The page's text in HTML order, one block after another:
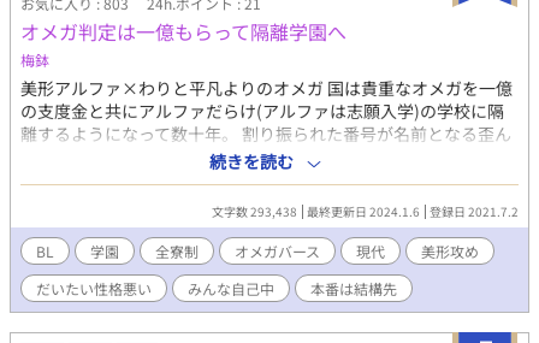
オメガ判定は一億もらって隔離学園へ
梅鉢
美形アルファ×わりと平凡よりのオメガ 国は貴重なオメガを一億
の支度金と共にアルファだらけ(アルファは志願入学)の学校に隔
離するようになって数十年。 割り振られた番号が名前となる歪ん
だ学園へ強制入学させられた1-14番、羽衣 夜詩人(はごろも よし
と)は、ふざけた真似をしてくる一部のアルファに嫌気が差す。 そ
んな中、普通の友達になりたいと1人のアルファが近づいてきて。
オメガバースです。 設定ゆるゆる、性格のいい人間はいないので
なんでもありなかたのみお願いします。 基本的にずっと暗いで
す。
続きを読む
文字数 293,438 最終更新日 2024.1.6 登録日 2021.7.2
BL 学園 全寮制 オメガバース 現代
美形攻め
だいたい性格悪い
みんな自己中 本番は結構先